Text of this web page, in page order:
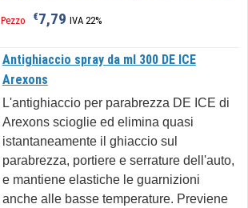
Pezzo €7,79 IVA 22%
Antighiaccio spray da ml 300 DE ICE
Arexons
L'antighiaccio per parabrezza DE ICE di
Arexons scioglie ed elimina quasi
istantaneamente il ghiaccio sul
parabrezza, portiere e serrature dell'auto,
e mantiene elastiche le guarnizioni
anche alle basse temperature. Previene